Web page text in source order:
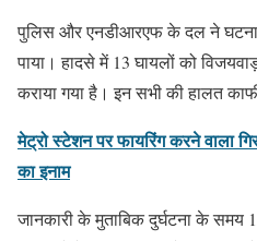
पुलिस और एनडीआरएफ के दल ने
पाया। हादसे में 13 घायलों को
कराया गया है। इन सभी की हालत
मेट्रो स्टेशन पर फायरिंग करने वाला
का इनाम
जानकारी के मुताबिक दुर्घटना के समय